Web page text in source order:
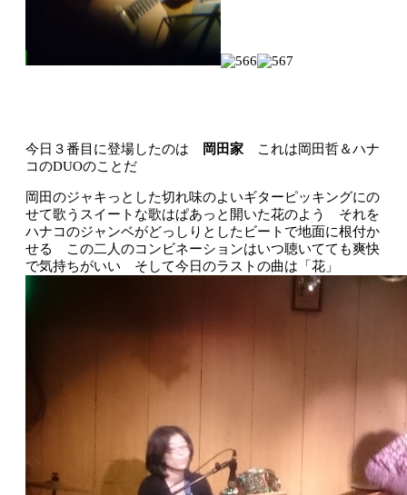
今日３番目に登場したのは 岡田家
これは岡田哲＆ハナ
コのDUOのことだ
岡田のジャキっとした切れ味のよいギターピッキングにの
せて歌うスイートな歌はぱあっと開いた花のよう それを
ハナコのジャンベがどっしりとしたビートで地面に根付か
せる この二人のコンビネーションはいつ聴いてても爽快
で気持ちがいい そして今日のラストの曲は「花」